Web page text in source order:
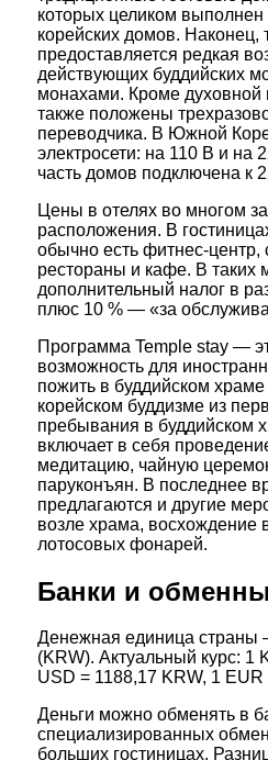
которых целиком
корейских домов. Наконец,
предоставляется редкая
действующих буддийских
монахами. Кроме духовной
также положены
переводчика. В Южной
электросети: на 110 В и на
часть домов подключена к
Цены в отелях во многом
расположения. В
обычно есть фитнес-центр,
рестораны и кафе. В таких
дополнительный налог в
плюс 10 % — «за
Программа Temple stay —
возможность для
пожить в буддийском
корейском буддизме из
пребывания в буддийском
включает в себя
медитацию, чайную
паруконъян. В последнее
предлагаются и другие
возле храма, восхождение
лотосовых фонарей.
Банки и
Денежная единица страны
(KRW). Актуальный курс: 1
USD = 1188,17 KRW, 1
Деньги можно обменять в
специализированных
больших гостиницах.